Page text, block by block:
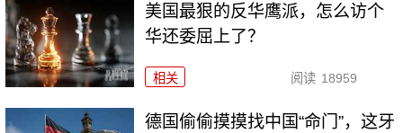
美国最狠的反华鹰派，怎么访个
华还委屈上了？
相关 阅读 18959
德国偷偷摸摸找中国“命门”，这牙